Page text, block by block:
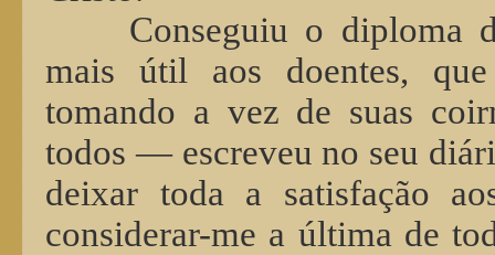
Conseguiu o diploma
mais útil aos doentes,
tomando a vez de suas
todos — escreveu no seu
deixar toda a satisfação
considerar-me a última de